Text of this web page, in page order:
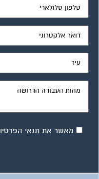
מאשר את תנאי הפרטיות